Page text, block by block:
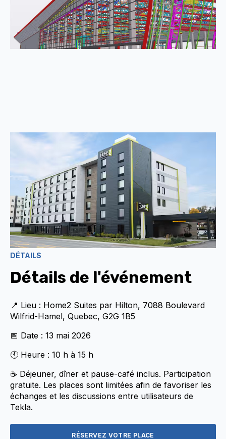
DÉTAILS
Détails de l'événement
📍 Lieu : Home2 Suites par Hilton, 7088 Boulevard
Wilfrid-Hamel, Quebec, G2G 1B5
📅 Date : 13 mai 2026
🕙 Heure : 10 h à 15 h
☕ Déjeuner, dîner et pause-café inclus. Participation
gratuite. Les places sont limitées afin de favoriser les
échanges et les discussions entre utilisateurs de
Tekla.
RÉSERVEZ VOTRE PLACE